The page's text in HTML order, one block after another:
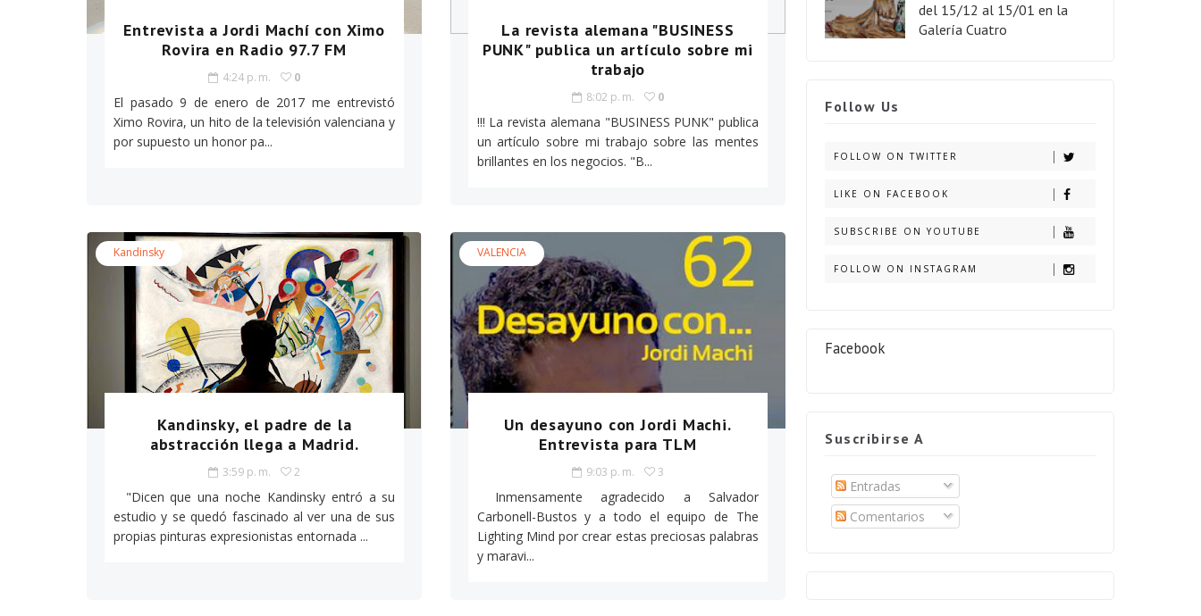
Entrevista a Jordi Machí con Ximo
Rovira en Radio 97.7 FM
4:24 p. m. 0
El pasado 9 de enero de 2017 me entrevistó
Ximo Rovira, un hito de la televisión valenciana y
por supuesto un honor pa...
La revista alemana "BUSINESS
PUNK" publica un artículo sobre mi
trabajo
8:02 p. m. 0
!!! La revista alemana "BUSINESS PUNK" publica
un artículo sobre mi trabajo sobre las mentes
brillantes en los negocios. "B...
Kandinsky
Kandinsky, el padre de la
abstracción llega a Madrid.
3:59 p. m. 2
"Dicen que una noche Kandinsky entró a su
estudio y se quedó fascinado al ver una de sus
propias pinturas expresionistas entornada ...
VALENCIA
Un desayuno con Jordi Machi.
Entrevista para TLM
9:03 p. m. 3
Inmensamente agradecido a Salvador
Carbonell-Bustos y a todo el equipo de The
Lighting Mind por crear estas preciosas palabras
y maravi...
del 15/12 al 15/01 en la
Galería Cuatro
Follow Us
FOLLOW ON TWITTER
LIKE ON FACEBOOK
SUBSCRIBE ON YOUTUBE
FOLLOW ON INSTAGRAM
Facebook
Suscribirse A
Entradas
Comentarios